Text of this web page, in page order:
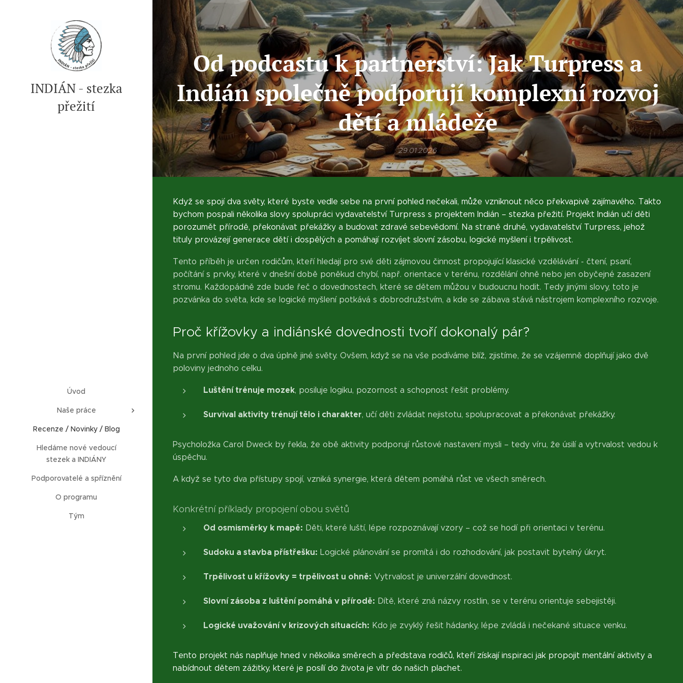
INDIÁN - stezka
přežití
Úvod
Naše práce
Recenze / Novinky / Blog
Hledáme nové vedoucí
stezek a INDIÁNY
Podporovatelé a spříznění
O programu
Tým
Od podcastu k partnerství: Jak Turpress a
Indián společně podporují komplexní rozvoj
dětí a mládeže
29.01.2026
Když se spojí dva světy, které byste vedle sebe na první pohled nečekali, může vzniknout něco překvapivě zajímavého. Takto
bychom pospali několika slovy spolupráci vydavatelství Turpress s projektem Indián – stezka přežití. Projekt Indián učí děti
porozumět přírodě, překonávat překážky a budovat zdravé sebevědomí. Na straně druhé, vydavatelství Turpress, jehož
tituly provázejí generace dětí i dospělých a pomáhají rozvíjet slovní zásobu, logické myšlení i trpělivost.
Tento příběh je určen rodičům, kteří hledají pro své děti zájmovou činnost propojující klasické vzdělávání - čtení, psaní,
počítání s prvky, které v dnešní době poněkud chybí, např. orientace v terénu, rozdělání ohně nebo jen obyčejné zasazení
stromu. Každopádně zde bude řeč o dovednostech, které se dětem můžou v budoucnu hodit. Tedy jinými slovy, toto je
pozvánka do světa, kde se logické myšlení potkává s dobrodružstvím, a kde se zábava stává nástrojem komplexního rozvoje.
Proč křížovky a indiánské dovednosti tvoří dokonalý pár?
Na první pohled jde o dva úplně jiné světy. Ovšem, když se na vše podíváme blíž, zjistíme, že se vzájemně doplňují jako dvě
poloviny jednoho celku.
Luštění trénuje mozek, posiluje logiku, pozornost a schopnost řešit problémy.
Survival aktivity trénují tělo i charakter, učí děti zvládat nejistotu, spolupracovat a překonávat překážky.
Psycholožka Carol Dweck by řekla, že obě aktivity podporují růstové nastavení mysli – tedy víru, že úsilí a vytrvalost vedou k
úspěchu.
A když se tyto dva přístupy spojí, vzniká synergie, která dětem pomáhá růst ve všech směrech.
Konkrétní příklady propojení obou světů
Od osmisměrky k mapě: Děti, které luští, lépe rozpoznávají vzory – což se hodí při orientaci v terénu.
Sudoku a stavba přístřešku: Logické plánování se promítá i do rozhodování, jak postavit bytelný úkryt.
Trpělivost u křížovky = trpělivost u ohně: Vytrvalost je univerzální dovednost.
Slovní zásoba z luštění pomáhá v přírodě: Dítě, které zná názvy rostlin, se v terénu orientuje sebejistěji.
Logické uvažování v krizových situacích: Kdo je zvyklý řešit hádanky, lépe zvládá i nečekané situace venku.
Tento projekt nás naplňuje hned v několika směrech a představa rodičů, kteří získají inspiraci jak propojit mentální aktivity a
nabídnout dětem zážitky, které je posílí do života je vítr do našich plachet.